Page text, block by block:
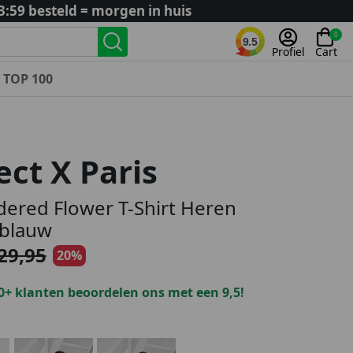
besteld = morgen in huis
9.5
Profiel
0
Cart
Algerije
Argentinië
België
Frankrijk
Kroatië
TOP 100
X Paris
Flower T-Shirt Heren
20%
klanten beoordelen ons met een 9,5!